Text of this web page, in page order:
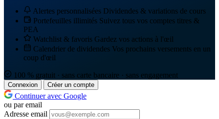
Alertes personnalisées Dividendes & variations de cours
Portefeuilles illimités Suivez tous vos comptes titres &
PEA
Watchlist & favoris Gardez vos actions à l'œil
Calendrier de dividendes Vos prochains versements en un
coup d'œil
100 % gratuit · sans carte bancaire · sans engagement
Connexion Créer un compte
Continuer avec Google
ou par email
Adresse email